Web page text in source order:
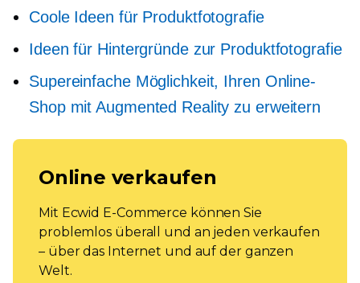
Coole Ideen für Produktfotografie
Ideen für Hintergründe zur Produktfotografie
Supereinfache Möglichkeit, Ihren Online-
Shop mit Augmented Reality zu erweitern
Online verkaufen
Mit Ecwid E-Commerce können Sie
problemlos überall und an jeden verkaufen
– über das Internet und auf der ganzen
Welt.